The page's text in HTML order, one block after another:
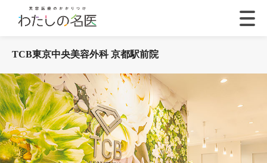
TCB東京中央美容外科 京都駅前院